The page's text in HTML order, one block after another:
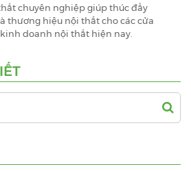
chuyên nghiệp giúp thúc đẩy
thương hiệu nội thất cho các cửa
doanh nội thất hiện nay.